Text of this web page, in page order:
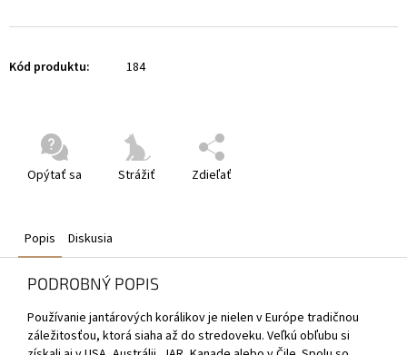
Opýtať sa Strážiť Zdieľať
Kód produktu: 184
Popis Diskusia
PODROBNÝ POPIS
Používanie jantárových korálikovje nielen v Európe tradičnou
záležitosťou, ktorá siaha až do stredoveku. Veľkú obľubu si